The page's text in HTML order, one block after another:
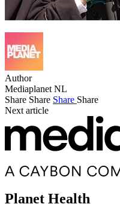
Author
Mediaplanet NL
Share Share Share Share
Next article
Planet Health